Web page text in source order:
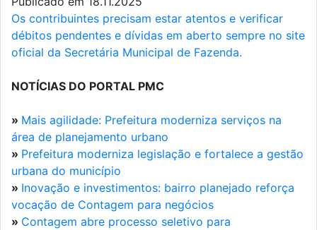
Os contribuintes precisam estar atentos e verificar
débitos pendentes e dívidas em aberto sempre no site
oficial da Secretária Municipal de Fazenda.
NOTÍCIAS DO PORTAL PMC
» Mais agilidade: Prefeitura moderniza serviços na
área de planejamento urbano
» Prefeitura moderniza legislação e fortalece a gestão
urbana do município
» Inovação e investimentos: bairro planejado reforça
vocação de Contagem para negócios
» Contagem abre processo seletivo para